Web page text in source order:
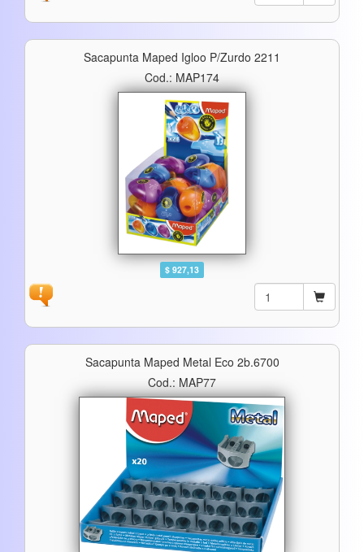
Sacapunta Maped Igloo P/zurdo 2211
Cod.: MAP174
$ 927,13
Sacapunta Maped Metal Eco 2b.6700
Cod.: MAP77